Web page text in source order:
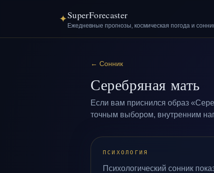
✦SuperForecaster
Ежедневные прогнозы, космическая погода и
← Сонник
Серебряная мать
Если вам приснился образ
точным выбором, внутренним
ПСИХОЛОГИЯ
Психологический сонник